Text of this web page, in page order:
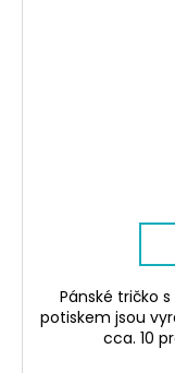
Pánské tričko
potiskem jsou
cca. 10